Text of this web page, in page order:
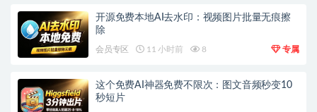
开源免费本地AI去水印：视频图片批量无痕擦
除
会员专区 11 小时前 8 专属
这个免费AI神器免费不限次：图文音频秒变10
秒短片